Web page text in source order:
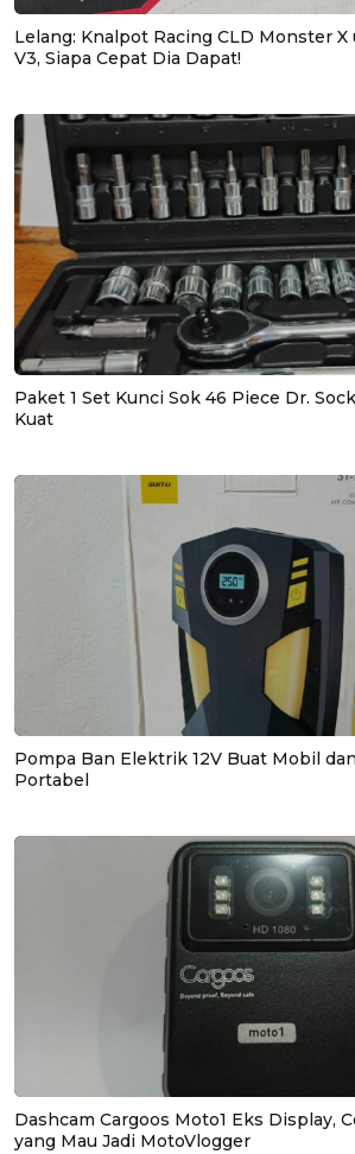
Lelang: Knalpot Racing CLD Monster X
V3, Siapa Cepat Dia Dapat!
Paket 1 Set Kunci Sok 46 Piece Dr.
Kuat
Pompa Ban Elektrik 12V Buat Mobil
Portabel
Dashcam Cargoos Moto1 Eks Display,
yang Mau Jadi MotoVlogger